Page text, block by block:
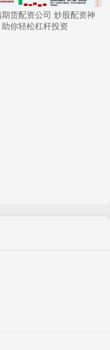
期货配资公司 炒股配资神
你轻松杠杆投资